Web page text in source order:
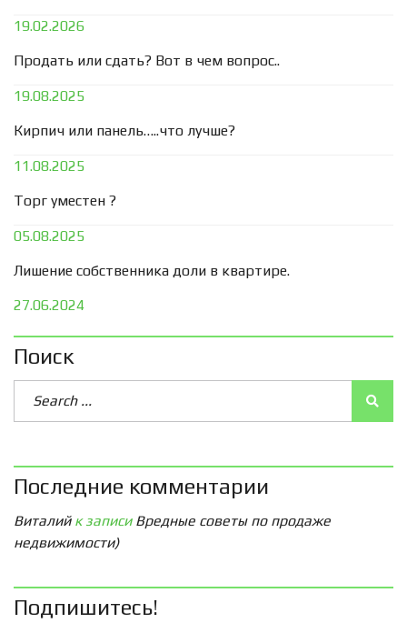
19.02.2026
Продать или сдать? Вот в чем вопрос..
19.08.2025
Кирпич или панель…..что лучше?
11.08.2025
Торг уместен ?
05.08.2025
Лишение собственника доли в квартире.
27.06.2024
Поиск
Последние комментарии
Виталийк записи Вредные советы по продаже
недвижимости)
Подпишитесь!